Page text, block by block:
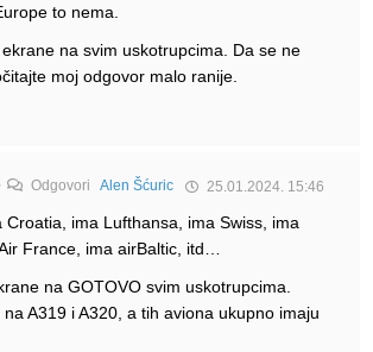
to nema.
na svim uskotrupcima. Da se ne
moj odgovor malo ranije.
OdgovoriAlen Šćuric 25.01.2024. 15:46
Croatia, ima Lufthansa, ima Swiss, ima
France, ima airBaltic, itd…
na GOTOVO svim uskotrupcima.
A319 i A320, a tih aviona ukupno imaju